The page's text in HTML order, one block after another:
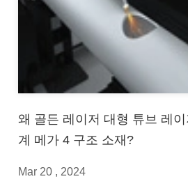
왜 골든 레이저 대형 튜브 레이
계 메가 4 구조 소재?
Mar 20 , 2024